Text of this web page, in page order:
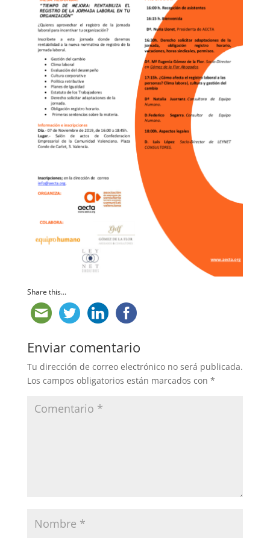
Share this...
Enviar comentario
Tu dirección de correo electrónico no será publicada.
Los campos obligatorios están marcados con *